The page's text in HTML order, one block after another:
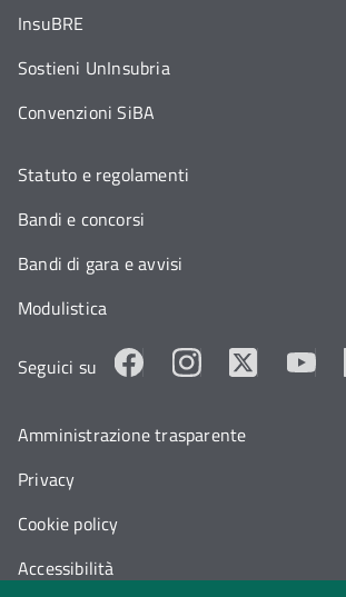
InsuBRE
Sostieni UnInsubria
Convenzioni SiBA
Statuto e regolamenti
Bandi e concorsi
Bandi di gara e avvisi
Modulistica
Seguici su
Amministrazione trasparente
Privacy
Cookie policy
Accessibilità